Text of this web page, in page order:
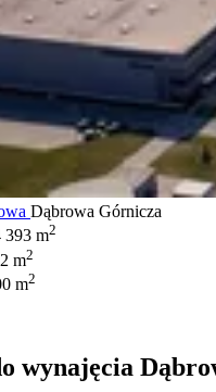
Dąbrowa Górnicza
393 m2
m2
m2
wynajęcia